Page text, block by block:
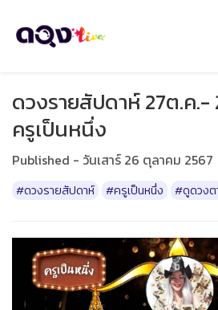
ดวงรายสัปดาห์ 27ต.ค.-
ครูเป็นหนึ่ง
Published - วันเสาร์ 26 ตุลาคม 2567
#ดวงรายสัปดาห์ #ครูเป็นหนึ่ง #ดูดวงต